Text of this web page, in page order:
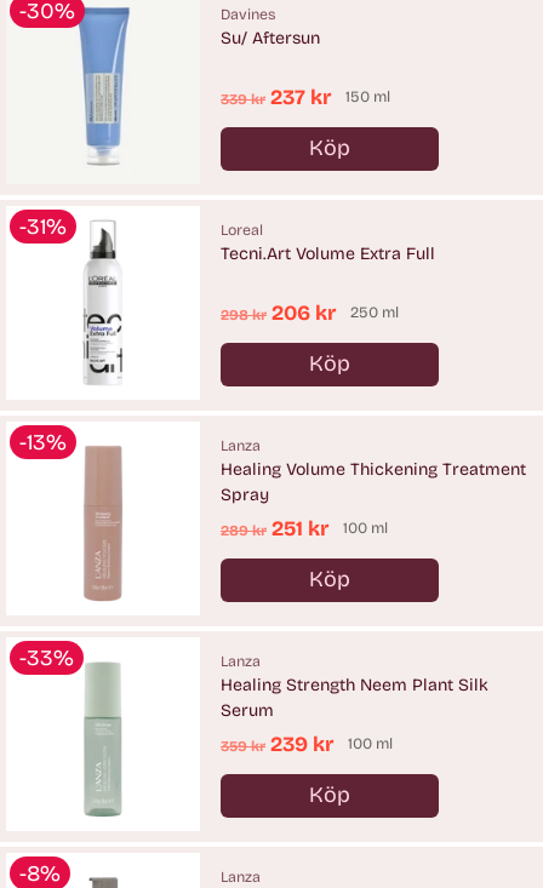
-30% Davines
Su/ Aftersun
Ordinarie
pris
339 kr 237 kr 150 ml
Köp
Antal
-31% Loreal
Tecni.Art Volume Extra Full
Ordinarie
pris
298 kr 206 kr 250 ml
Köp
Antal
-13% Lanza
Healing Volume Thickening Treatment
Spray
Ordinarie
pris
289 kr 251 kr 100 ml
Köp
Antal
-33% Lanza
Healing Strength Neem Plant Silk
Serum
Ordinarie
pris
359 kr 239 kr 100 ml
Köp
Antal
-8% Lanza